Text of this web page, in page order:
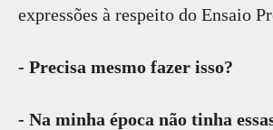
expressões à respeito do Ensaio
- Precisa mesmo fazer isso?
- Na minha época não tinha